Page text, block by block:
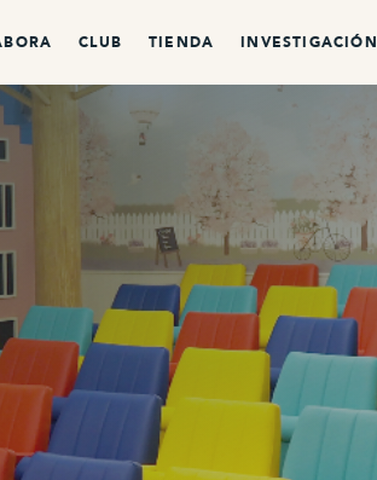
CLUB TIENDA INVESTIGACIÓN